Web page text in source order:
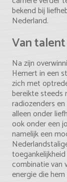
bekend bij
Nederland.
Van
Na zijn
Hemert in een
zich met
bereikte steeds
radiozenders
alleen onder
ook onder een
namelijk een
combinatie van
energie die